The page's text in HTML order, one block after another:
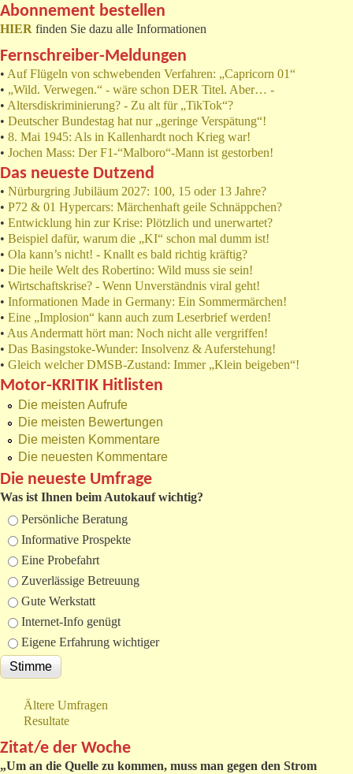
Abonnement bestellen
HIER finden Sie dazu alle Informationen
Fernschreiber-Meldungen
• Auf Flügeln von schwebenden Verfahren: „Capricorn 01“
• „Wild. Verwegen.“ - wäre schon DER Titel. Aber… -
• Altersdiskriminierung? - Zu alt für „TikTok“?
• Deutscher Bundestag hat nur „geringe Verspätung“!
• 8. Mai 1945: Als in Kallenhardt noch Krieg war!
• Jochen Mass: Der F1-“Malboro“-Mann ist gestorben!
Das neueste Dutzend
• Nürburgring Jubiläum 2027: 100, 15 oder 13 Jahre?
• P72 & 01 Hypercars: Märchenhaft geile Schnäppchen?
• Entwicklung hin zur Krise: Plötzlich und unerwartet?
• Beispiel dafür, warum die „KI“ schon mal dumm ist!
• Ola kann’s nicht! - Knallt es bald richtig kräftig?
• Die heile Welt des Robertino: Wild muss sie sein!
• Wirtschaftskrise? - Wenn Unverständnis viral geht!
• Informationen Made in Germany: Ein Sommermärchen!
• Eine „Implosion“ kann auch zum Leserbrief werden!
• Aus Andermatt hört man: Noch nicht alle vergriffen!
• Das Basingstoke-Wunder: Insolvenz & Auferstehung!
• Gleich welcher DMSB-Zustand: Immer „Klein beigeben“!
Motor-KRITIK Hitlisten
Die meisten Aufrufe
Die meisten Bewertungen
Die meisten Kommentare
Die neuesten Kommentare
Die neueste Umfrage
Was ist Ihnen beim Autokauf wichtig?
Auswahlmöglichkeiten
Persönliche Beratung
Informative Prospekte
Eine Probefahrt
Zuverlässige Betreuung
Gute Werkstatt
Internet-Info genügt
Eigene Erfahrung wichtiger
Ältere Umfragen
Resultate
Zitat/e der Woche
„Um an die Quelle zu kommen, muss man gegen den Strom